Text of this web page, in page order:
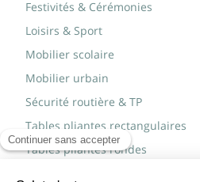
Festivités & Cérémonies
Loisirs & Sport
Mobilier scolaire
Mobilier urbain
Sécurité routière & TP
Tables pliantes rectangulaires
Tables pliantes rondes